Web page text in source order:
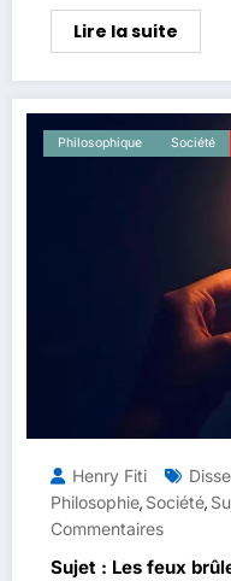
Lire la suite
Philosophique Société
Henry Fiti
Philosophie, Société,
Commentaires
Sujet : Les feux